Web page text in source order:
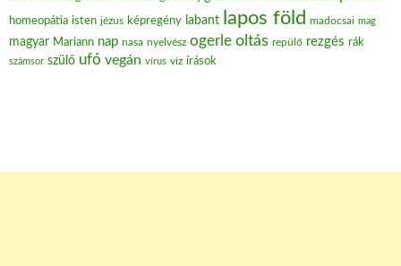
homeopátia isten jézus képregény labant lapos föld madocsai mag
magyar Mariann nap nasa nyelvész ogerle oltás repülő rezgés rák
számsor szülő ufó vegán vírus víz írások